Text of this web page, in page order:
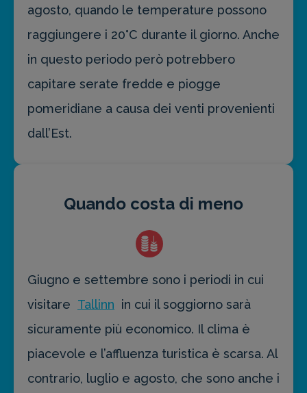
agosto, quando le temperature possono
raggiungere i 20°C durante il giorno. Anche
in questo periodo però potrebbero
capitare serate fredde e piogge
pomeridiane a causa dei venti provenienti
dall’Est.
Quando costa di meno
Giugno e settembre sono i periodi in cui
visitare Tallinn in cui il soggiorno sarà
sicuramente più economico. Il clima è
piacevole e l’affluenza turistica è scarsa. Al
contrario, luglio e agosto, che sono anche i